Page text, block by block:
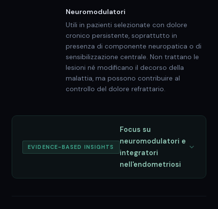
Neuromodulatori
Utili in pazienti selezionate con dolore
cronico persistente, soprattutto in
presenza di componente neuropatica o di
sensibilizzazione centrale. Non trattano le
lesioni né modificano il decorso della
malattia, ma possono contribuire al
controllo del dolore refrattario.
EVIDENCE-BASED INSIGHTS
Focus su
neuromodulatori e
integratori
nell'endometriosi